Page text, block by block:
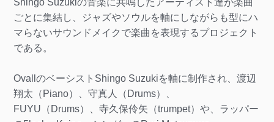
Shingo Suzukiの音楽に共鳴したアーティスト達が楽曲
ごとに集結し、ジャズやソウルを軸にしながらも型にハ
マらないサウンドメイクで楽曲を表現するプロジェクト
である。
OvallのベーシストShingo Suzukiを軸に制作され、渡辺
翔太（Piano）、守真人（Drums）、
FUYU（Drums）、寺久保伶矢（trumpet）や、ラッパー